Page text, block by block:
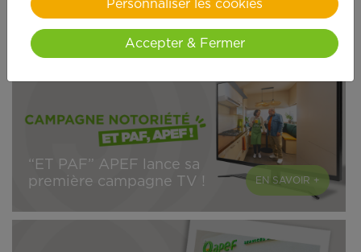
La Rochelle Sud
EN SAVOIR +
“ET PAF” APEF lance sa
première campagne TV !
EN SAVOIR +
Personnaliser les cookies
Accepter & Fermer